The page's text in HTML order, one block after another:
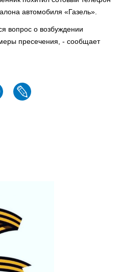
автомобиля «Газель».
вопрос о возбуждении
пресечения, - сообщает